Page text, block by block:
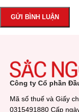
Công ty Cổ phần
Mã số thuế và Giấy
0315491880 Cấp